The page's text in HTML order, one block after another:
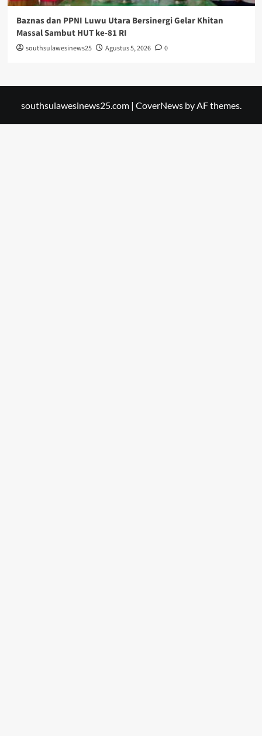
Baznas dan PPNI Luwu Utara Bersinergi Gelar Khitan
Massal Sambut HUT ke-81 RI
southsulawesinews25 Agustus 5, 2026 0
southsulawesinews25.com | CoverNewsby AF themes.